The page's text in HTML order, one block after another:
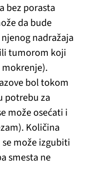
bez porasta
da bude
nadražaja
tumorom koji
bol tokom
potrebu za
može osećati i
Količina
može izgubiti
smesta ne